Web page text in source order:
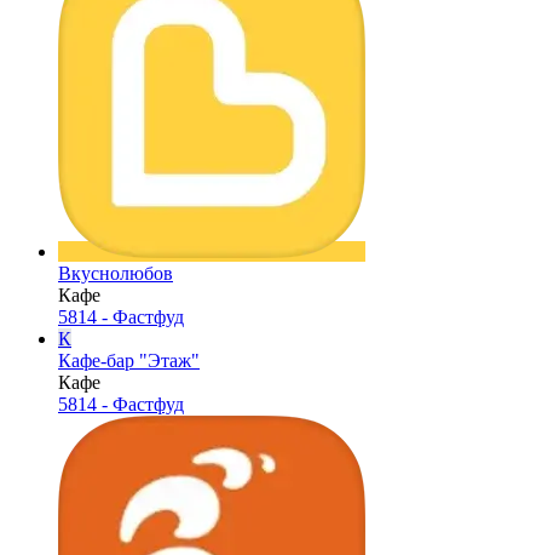
Вкуснолюбов
Кафе
5814 - Фастфуд
К
Кафе-бар "Этаж"
Кафе
5814 - Фастфуд